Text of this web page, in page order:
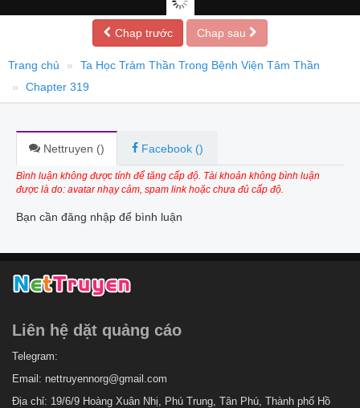
Chap trước Chap sau
Trang chủ
Ta Học Trảm Thần Trong Bệnh Viện Tâm Thần
Chapter 319
Nettruyen () Facebook ()
Bình luận không được tính để tăng cấp độ. Tài khoản không bình luận
được là do: avatar nhạy cảm, spam link hoặc chưa đủ cấp độ.
Bạn cần đăng nhập để bình luận
Liên hệ dặt quảng cáo
Telegram:
Email: nettruyennorg@gmail.com
Địa chỉ: 19/6/9 Hoàng Xuân Nhị, Phú Trung, Tân Phú, Thành phố Hồ